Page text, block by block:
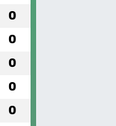
0
0
0
0
0